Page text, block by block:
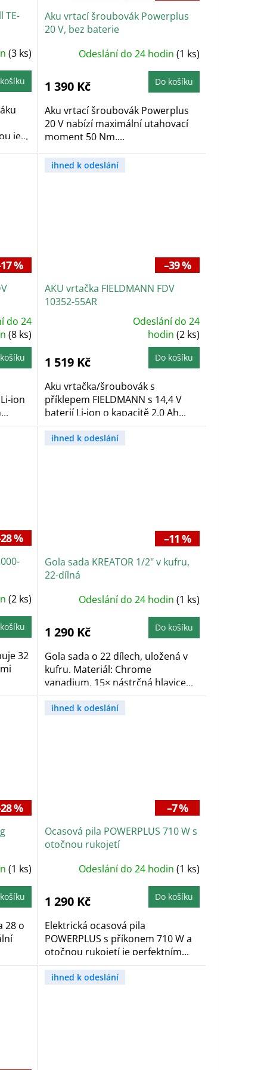
TE-
(3 ks)
je...
Aku vrtací šroubovák Powerplus
20 V, bez baterie
Odeslání do 24 hodin (1 ks)
1 390 Kč Do košíku
Aku vrtací šroubovák Powerplus
20 V nabízí maximální utahovací
moment 50 Nm,...
%
do 24
(8 ks)
ion
ihned k odeslání
–39 %
AKU vrtačka FIELDMANN FDV
10352-55AR
5,0
z
5
Odeslání do 24
hodin (2 ks)
1 519 Kč Do košíku
Aku vrtačka/šroubovák s
příklepem FIELDMANN s 14,4 V
baterií Li-ion o kapacitě 2,0 Ah...
%
(2 ks)
32
ihned k odeslání
–11 %
Gola sada KREATOR 1/2" v kufru,
22-dílná
Odeslání do 24 hodin (1 ks)
1 290 Kč Do košíku
Gola sada o 22 dílech, uložená v
kufru. Materiál: Chrome
vanadium. 15× nástrčná hlavice...
%
(1 ks)
28 o
ihned k odeslání
–7 %
Ocasová pila POWERPLUS 710 W s
otočnou rukojetí
Odeslání do 24 hodin (1 ks)
1 290 Kč Do košíku
Elektrická ocasová pila
POWERPLUS s příkonem 710 W a
otočnou rukojetí je perfektním...
ihned k odeslání